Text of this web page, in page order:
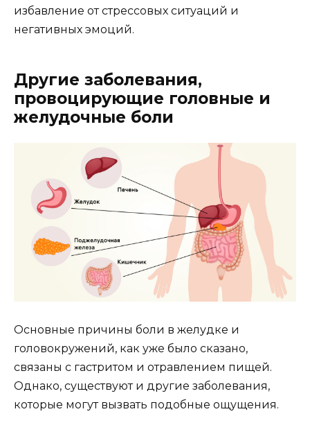
избавление от стрессовых ситуаций и
негативных эмоций.
Другие заболевания,
провоцирующие головные и
желудочные боли
Основные причины боли в желудке и
головокружений, как уже было сказано,
связаны с гастритом и отравлением пищей.
Однако, существуют и другие заболевания,
которые могут вызвать подобные ощущения.